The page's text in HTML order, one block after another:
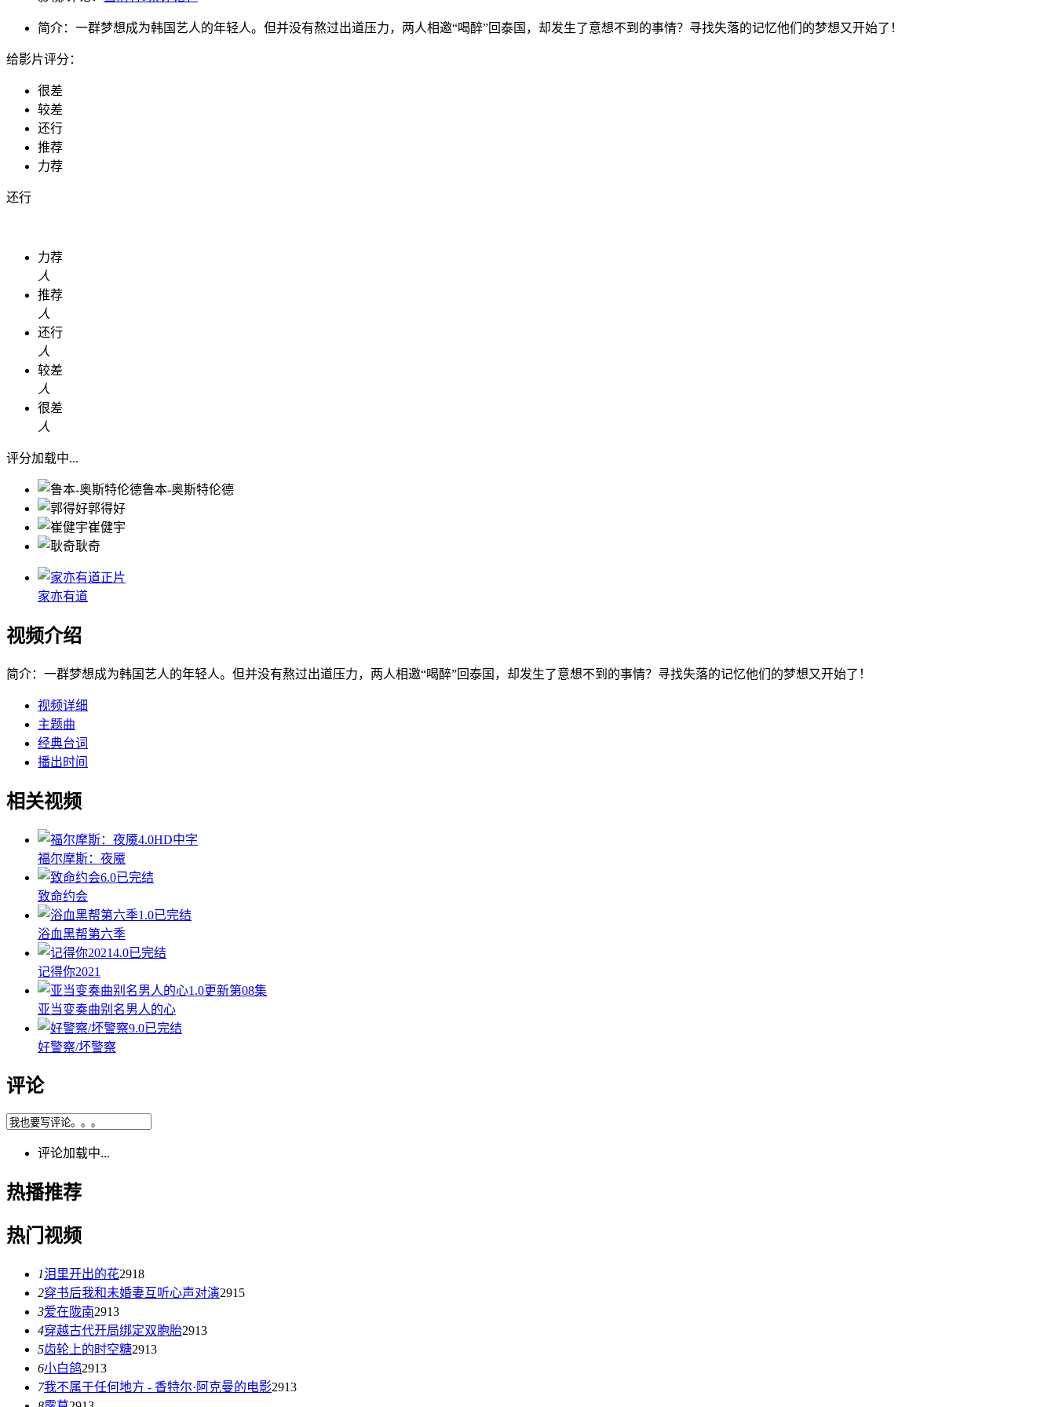
简介： 一群梦想成为韩国艺人的年轻人。但并没有熬过出道压力，两人相邀“喝醉”回泰国，却发生了意想不到的事情？寻找失落的记忆他们的梦想又开始了！
给影片评分：
很差
较差
还行
推荐
力荐
还行
力荐
人
推荐
人
还行
人
较差
人
很差
人
评分加载中...
鲁本-奥斯特伦德
郭得好
崔健宇
耿奇
正片
家亦有道
视频介绍
简介： 一群梦想成为韩国艺人的年轻人。但并没有熬过出道压力，两人相邀“喝醉”回泰国，却发生了意想不到的事情？寻找失落的记忆他们的梦想又开始了！
视频详细
主题曲
经典台词
播出时间
相关视频
4.0HD中字
福尔摩斯：夜魇
6.0已完结
致命约会
1.0已完结
浴血黑帮第六季
4.0已完结
记得你2021
1.0更新第08集
亚当变奏曲别名男人的心
9.0已完结
好警察/坏警察
评论
评论加载中...
热播推荐
热门视频
1泪里开出的花2918
2穿书后我和未婚妻互听心声对演2915
3爱在陇南2913
4穿越古代开局绑定双胞胎2913
5齿轮上的时空糖2913
6小白鸽2913
7我不属于任何地方 - 香特尔·阿克曼的电影2913